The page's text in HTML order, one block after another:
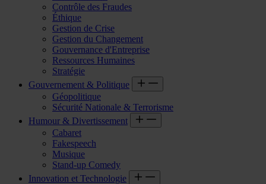
Contrôle des Fraudes
Éthique
Gestion de Crise
Gestion du Changement
Gouvernance d'Entreprise
Ressources Humaines
Stratégie
Gouvernement & Politique
Géopolitique
Sécurité Nationale & Terrorisme
Humour & Divertissement
Cabaret
Fakespeech
Musique
Stand-up Comedy
Innovation et Technologie